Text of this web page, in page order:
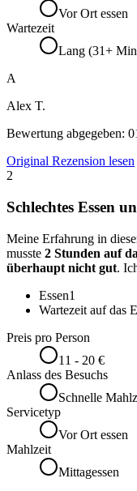
Vor Ort essen
Wartezeit
Lang (31+
A
Alex T.
Bewertung abgegeben:
Original Rezension lesen
2
Schlechtes Essen
Meine Erfahrung in
musste 2 Stunden auf
überhaupt nicht gut.
Essen1
Wartezeit auf das
Preis pro Person
11 - 20 €
Anlass des Besuchs
Schnelle
Servicetyp
Vor Ort essen
Mahlzeit
Mittagessen